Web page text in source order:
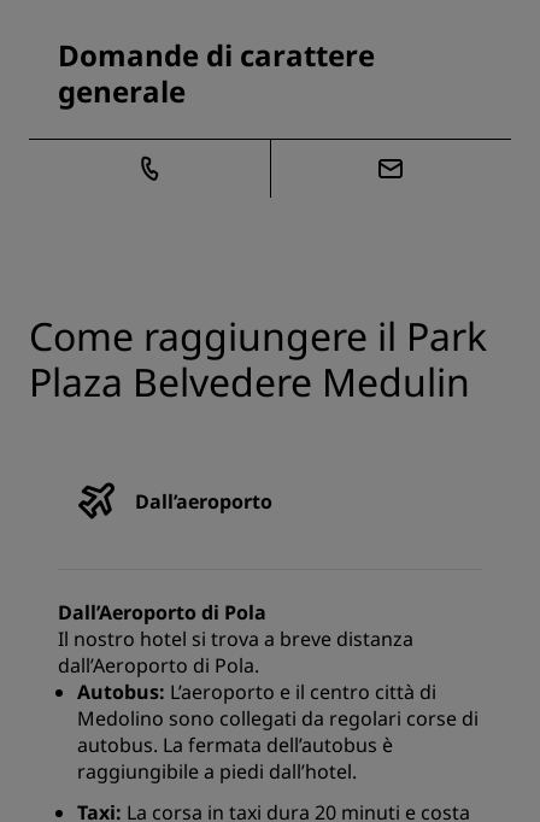
Domande di carattere
generale
Come raggiungere il Park
Plaza Belvedere Medulin
Dall’aeroporto
Dall’Aeroporto di Pola
Il nostro hotel si trova a breve distanza
dall’Aeroporto di Pola.
Autobus: L’aeroporto e il centro città di
Medolino sono collegati da regolari corse di
autobus. La fermata dell’autobus è
raggiungibile a piedi dall’hotel.
Taxi: La corsa in taxi dura 20 minuti e costa